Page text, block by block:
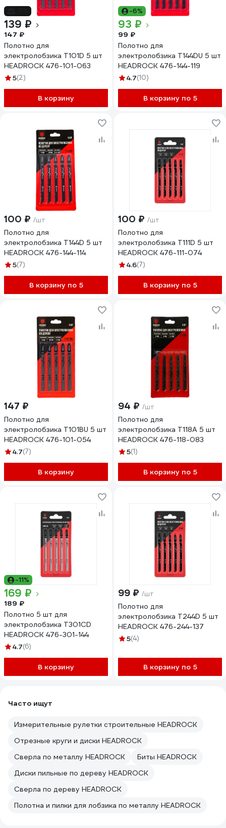
139 ₽
147 ₽
Полотно для
электролобзика T101D 5 шт
HEADROCK 476-101-063
5(2)
В корзину
-6%
93 ₽
99 ₽
Полотно для
электролобзика T144DU 5 шт
HEADROCK 476-144-119
4.7(10)
В корзину по 5
100 ₽ /шт
Полотно для
электролобзика T144D 5 шт
HEADROCK 476-144-114
5(7)
В корзину по 5
100 ₽ /шт
Полотно для
электролобзика T111D 5 шт
HEADROCK 476-111-074
4.6(7)
В корзину по 5
147 ₽
Полотно для
электролобзика T101BU 5 шт
HEADROCK 476-101-054
4.7(7)
В корзину
94 ₽ /шт
Полотно для
электролобзика T118A 5 шт
HEADROCK 476-118-083
5(1)
В корзину по 5
-11%
169 ₽
189 ₽
Полотно 5 шт для
электролобзика T301CD
HEADROCK 476-301-144
4.7(6)
В корзину
99 ₽ /шт
Полотно для
электролобзика T244D 5 шт
HEADROCK 476-244-137
5(4)
В корзину по 5
Часто ищут
Измерительные рулетки строительные HEADROCK
Отрезные круги и диски HEADROCK
Сверла по металлу HEADROCK
Биты HEADROCK
Диски пильные по дереву HEADROCK
Сверла по дереву HEADROCK
Полотна и пилки для лобзика по металлу HEADROCK